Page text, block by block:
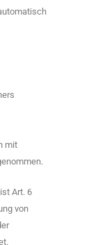
mit
Art. 6
von